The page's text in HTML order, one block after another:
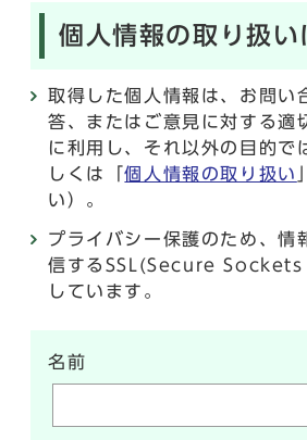
個人情報の取り扱い
取得した個人情報は、お問い
答、またはご意見に対する適
に利用し、それ以外の目的で
しくは「個人情報の取り扱い
い）。
プライバシー保護のため、情
信するSSL(Secure Sockets
しています。
名前